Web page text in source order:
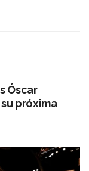
Óscar
próxima